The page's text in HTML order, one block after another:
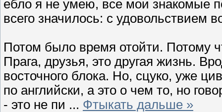
ебло я не умею, все мои знакомые
всего значилось: с удовольствием
Потом было время отойти. Потому
Прага, друзья, это другая жизнь.
восточного блока. Но, сцуко, уже
по английски, а это о чем то, но
- это не пи ... Фтыкать дальше »